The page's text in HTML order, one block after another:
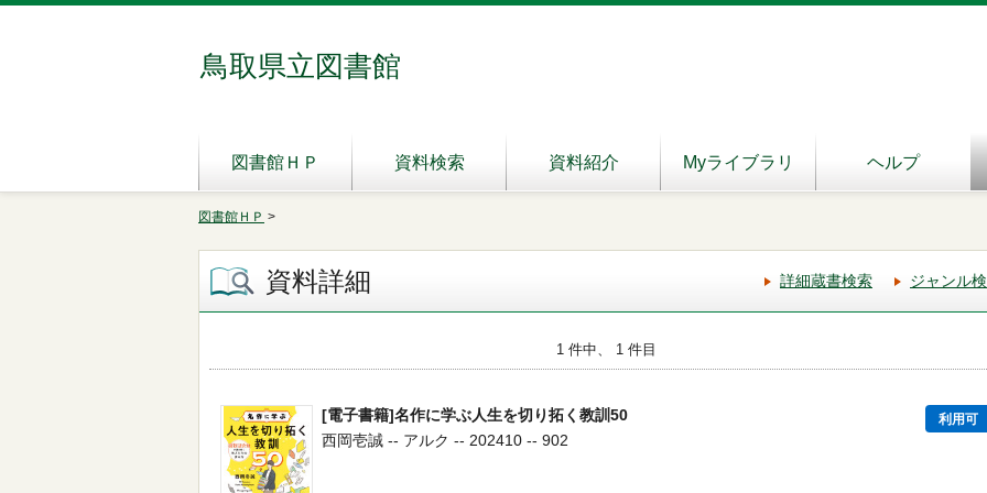
鳥取県立図書館
図書館ＨＰ 資料検索 資料紹介 Myライブラリ ヘルプ
図書館ＨＰ >
資料詳細 詳細蔵書検索 ジャンル
1 件中、 1 件目
[電子書籍]名作に学ぶ人生を切り拓く教訓50 利用可
西岡壱誠 -- アルク -- 202410 -- 902